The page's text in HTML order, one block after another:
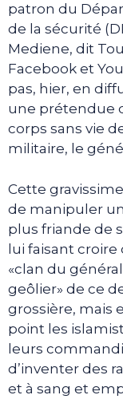
patron du
de la sécurité
Mediene, dit
Facebook et
pas, hier, en
une prétendue
corps sans vie
militaire, le
Cette
de manipuler
plus friande de
lui faisant croire
«clan du
geôlier» de ce
grossière, mais
point les
leurs
d’inventer des
et à sang et